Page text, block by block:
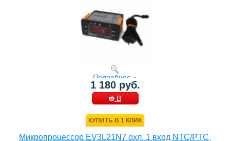
Подробнее »
1 180 руб.
В
КУПИТЬ В 1 КЛИК
Микропроцессор EV3L21N7 охл. 1 вход NTC/PTC,